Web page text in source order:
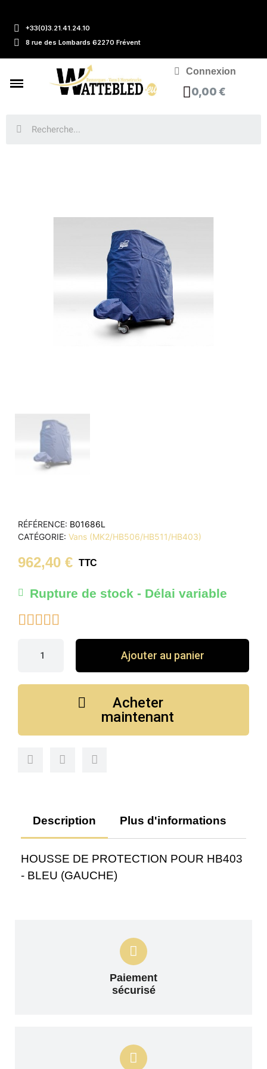
+33(0)3.21.41.24.10
8 rue des Lombards 62270 Frévent
Connexion
0,00 €
RÉFÉRENCE B01686L
CATÉGORIE Vans (MK2/HB506/HB511/HB403)
962,40 € TTC
Rupture de stock - Délai variable

Ajouter au panier
Acheter
maintenant
Description Plus d'informations
HOUSSE DE PROTECTION POUR HB403
- BLEU (GAUCHE)
Paiement
sécurisé